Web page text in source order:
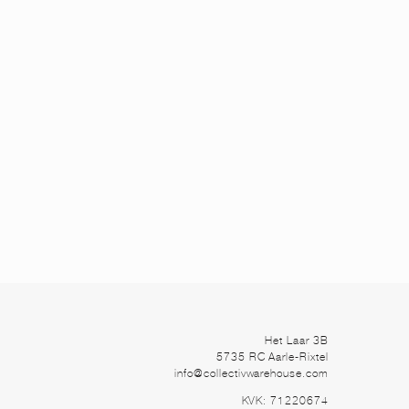
Het Laar 3B
5735 RC Aarle-Rixtel
info@collectivwarehouse.com
KVK: 71220674